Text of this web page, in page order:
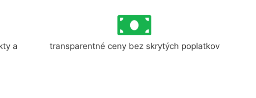
a
transparentné ceny bez skrytých poplatkov